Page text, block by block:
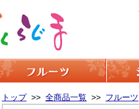
トップ>> 全商品一覧 >> フルーツ